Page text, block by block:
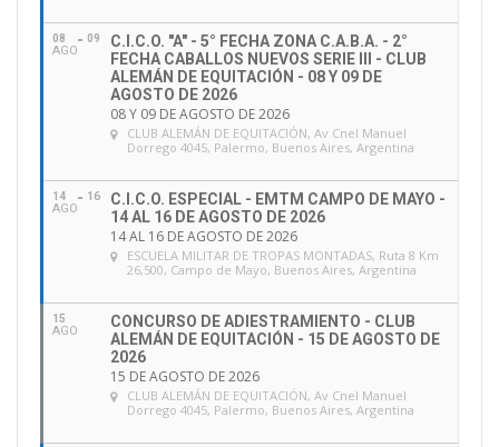
08
AGO
09
C.I.C.O. "A" - 5° FECHA ZONA C.A.B.A. - 2°
FECHA CABALLOS NUEVOS SERIE III - CLUB
ALEMÁN DE EQUITACIÓN - 08 Y 09 DE
AGOSTO DE 2026
08 Y 09 DE AGOSTO DE 2026
CLUB ALEMÁN DE EQUITACIÓN, Av Cnel Manuel
Dorrego 4045, Palermo, Buenos Aires, Argentina
14
AGO
16
C.I.C.O. ESPECIAL - EMTM CAMPO DE MAYO -
14 AL 16 DE AGOSTO DE 2026
14 AL 16 DE AGOSTO DE 2026
ESCUELA MILITAR DE TROPAS MONTADAS, Ruta 8 Km
26,500, Campo de Mayo, Buenos Aires, Argentina
15
AGO
CONCURSO DE ADIESTRAMIENTO - CLUB
ALEMÁN DE EQUITACIÓN - 15 DE AGOSTO DE
2026
15 DE AGOSTO DE 2026
CLUB ALEMÁN DE EQUITACIÓN, Av Cnel Manuel
Dorrego 4045, Palermo, Buenos Aires, Argentina